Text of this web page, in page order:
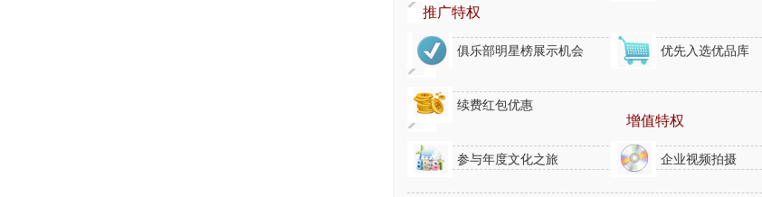
推广特权
俱乐部明星榜展示机会 优先入选优品库
续费红包优惠
增值特权
参与年度文化之旅
企业视频拍摄